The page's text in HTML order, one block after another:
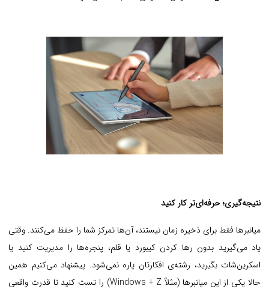
نتیجه‌گیری؛ حرفه‌ای‌تر کار کنید
میانبرها فقط برای ذخیره زمان نیستند، آن‌ها تمرکز شما را حفظ می‌کنند. وقتی
یاد می‌گیرید بدون رها کردن کیبورد یا قلم، پنجره‌ها را مدیریت کنید یا
اسکرین‌شات بگیرید، رشته‌ی افکارتان پاره نمی‌شود. پیشنهاد می‌کنیم همین
حالا یکی از این میانبرها (مثلاً Windows + Z) را تست کنید تا قدرت واقعی